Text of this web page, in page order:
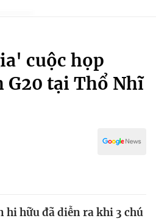
cuộc họp
G20 tại Thổ Nhĩ
hi hữu đã diễn ra khi 3 chú